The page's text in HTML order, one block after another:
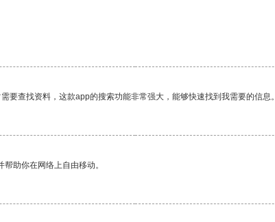
查找资料，这款app的搜索功能非常强大，能够快速找到我需要的信息。
助你在网络上自由移动。